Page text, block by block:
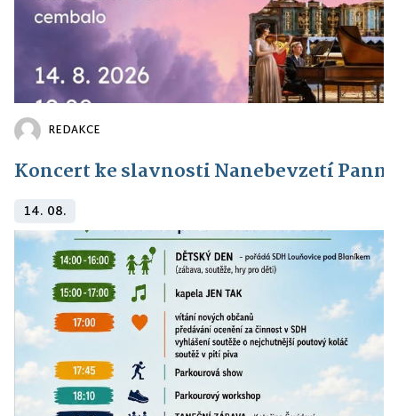
REDAKCE
Koncert ke slavnosti Nanebevzetí
14. 08.